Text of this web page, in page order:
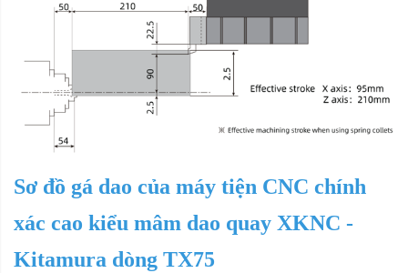
Sơ đồ gá dao của máy tiện CNC chính
xác cao kiểu mâm dao quay XKNC -
Kitamura dòng TX75